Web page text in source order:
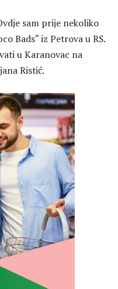
sam prije nekoliko
Bads“ iz Petrova u RS.
u Karanovac na
Ristić.